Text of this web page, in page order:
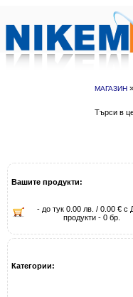
МАГАЗИН »
Търси в
Вашите продукти:
- до тук 0.00 лв. / 0.00 € с
продукти - 0 бр.
Категории: